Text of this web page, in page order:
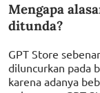
Mengapa
ditunda?
GPT Store
diluncurkan pada
karena adanya